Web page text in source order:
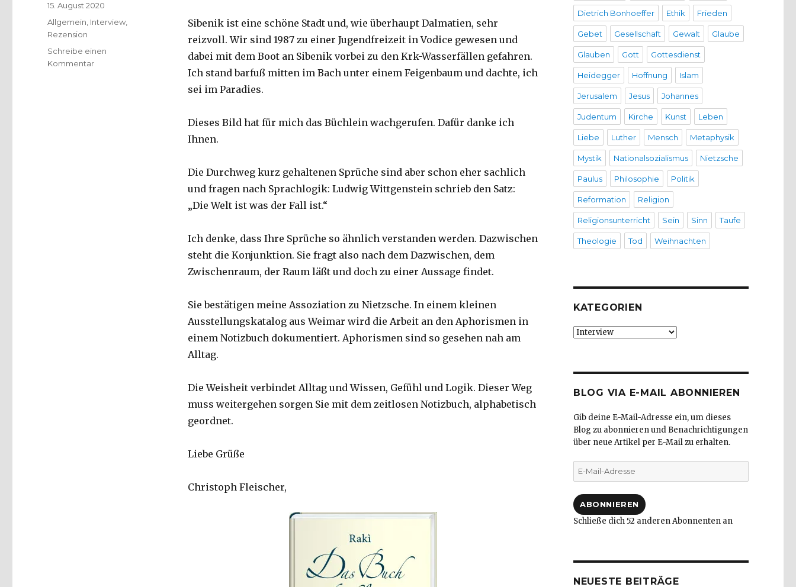
Ѕibenik ist eine schöne Stadt und, wie überhaupt Dalmatien, sehr
reizvoll. Wir sind 1987 zu einer Jugendfreizeit in Vodice gewesen und
dabei mit dem Boot an Sibenik vorbei zu den Krk-Wasserfällen gefahren.
Ich stand barfuß mitten im Bach unter einem Feigenbaum und dachte, ich
sei im Paradies.
Dieses Bild hat für mich das Büchlein wachgerufen. Dafür danke ich
Ihnen.
Die Durchweg kurz gehaltenen Sprüche sind aber schon eher sachlich
und fragen nach Sprachlogik: Ludwig Wittgenstein schrieb den Satz:
„Die Welt ist was der Fall ist.“
Ich denke, dass Ihre Sprüche so ähnlich verstanden werden. Dazwischen
steht die Konjunktion. Sie fragt also nach dem Dazwischen, dem
Zwischenraum, der Raum läßt und doch zu einer Aussage findet.
Sie bestätigen meine Assoziation zu Nietzsche. In einem kleinen
Ausstellungskatalog aus Weimar wird die Arbeit an den Aphorismen in
einem Notizbuch dokumentiert. Aphorismen sind so gesehen nah am
Alltag.
Die Weisheit verbindet Alltag und Wissen, Gefühl und Logik. Dieser Weg
muss weitergehen sorgen Sie mit dem zeitlosen Notizbuch, alphabetisch
geordnet.
Liebe Grüße
Christoph Fleischer,
Veröffentlicht
am
15. August 2020
Kategorien
Allgemein Interview
Rezension
Schreibe einen
Kommentarzu
Dietrich Bonhoeffer Ethik Frieden
Gebet Gesellschaft Gewalt Glaube
Glauben Gott Gottesdienst
Heidegger Hoffnung Islam
Jerusalem Jesus Johannes
Judentum Kirche Kunst Leben
Liebe Luther Mensch Metaphysik
Mystik Nationalsozialismus Nietzsche
Paulus Philosophie Politik
Reformation Religion
Religionsunterricht Sein Sinn Taufe
Theologie Tod Weihnachten
KATEGORIEN
Kategorien
BLOG VIA E-MAIL ABONNIEREN
Gib deine E-Mail-Adresse ein, um dieses
Blog zu abonnieren und Benachrichtigungen
über neue Artikel per E-Mail zu erhalten.
E-
Mail-
ABONNIEREN
Schließe dich 52 anderen Abonnenten an
NEUESTE BEITRÄGE